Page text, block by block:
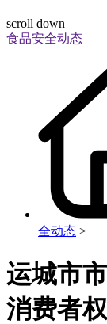
scroll down
食品安全动态
全动态 >
运城市
消费者